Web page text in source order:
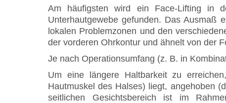
Am häufigsten wird ein Face-Lifting in
Unterhautgewebe gefunden. Das Ausmaß
lokalen Problemzonen und den
der vorderen Ohrkontur und ähnelt von der
Je nach Operationsumfang (z. B. in
Um eine längere Haltbarkeit zu
Hautmuskel des Halses) liegt, angehoben
seitlichen Gesichtsbereich ist im